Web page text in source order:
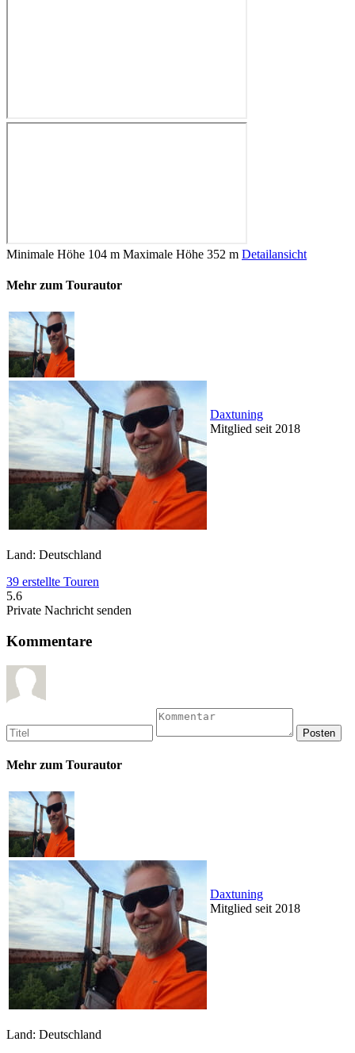
Minimale Höhe 104 m Maximale Höhe 352 m Detailansicht
Mehr zum Tourautor
Daxtuning
Mitglied seit 2018
Land: Deutschland
39 erstellte Touren
5.6
Private Nachricht senden
Kommentare
Mehr zum Tourautor
Daxtuning
Mitglied seit 2018
Land: Deutschland